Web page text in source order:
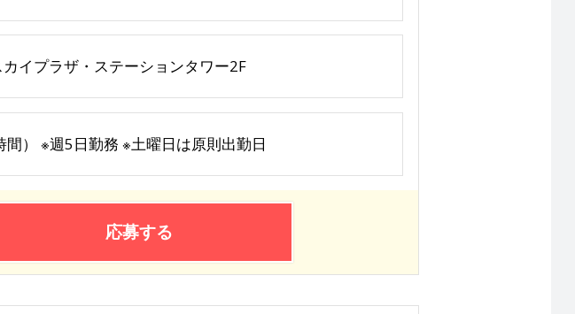
イプラザ・ステーションタワー2F
） ※週5日勤務 ※土曜日は原則出勤日
応募する